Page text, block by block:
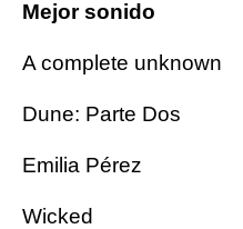
Mejor sonido
A complete unknown
Dune: Parte Dos
Emilia Pérez
Wicked